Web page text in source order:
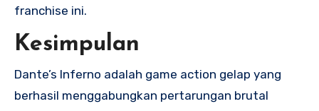
franchise ini.
Kesimpulan
Dante’s Inferno adalah game action gelap yang
berhasil menggabungkan pertarungan brutal